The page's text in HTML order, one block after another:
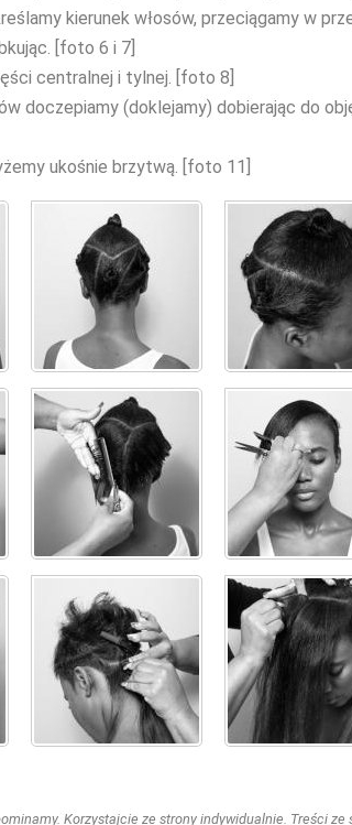
kierunek włosów, przeciągamy w
[foto 6 i 7]
centralnej i tylnej. [foto 8]
doczepiamy (doklejamy) dobierając do
ukośnie brzytwą. [foto 11]
Korzystajcie ze strony indywidualnie. Treści